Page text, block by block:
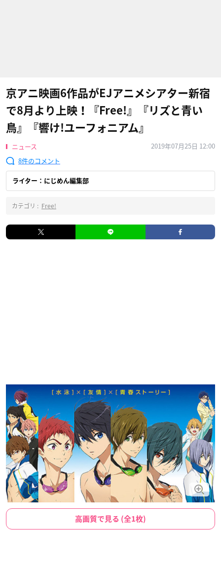
京アニ映画6作品がEJアニメシアター新宿
で8月より上映！『Free!』『リズと青い
鳥』『響け!ユーフォニアム』
ニュース
2019年07月25日 12:00
8
ライター：にじめん編集部
カテゴリ : Free!
高画質で見る (全1枚)